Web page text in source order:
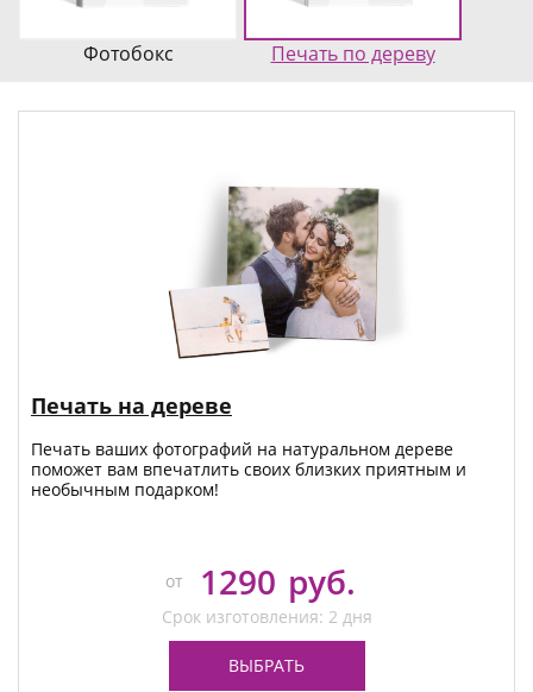
Фотобокс Печать по дереву
Печать на дереве
Печать ваших фотографий на натуральном дереве
поможет вам впечатлить своих близких приятным и
необычным подарком!
от 1290 руб.
Срок изготовления: 2 дня
ВЫБРАТЬ